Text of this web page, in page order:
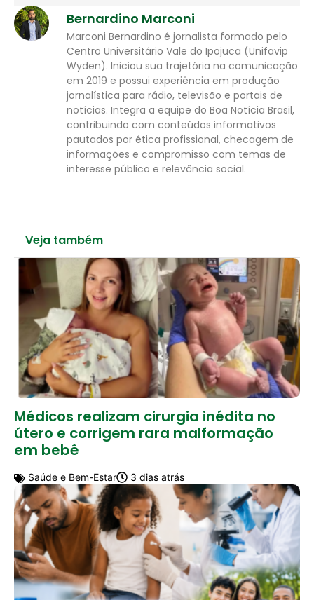
Bernardino Marconi
Marconi Bernardino é jornalista formado pelo
Centro Universitário Vale do Ipojuca (Unifavip
Wyden). Iniciou sua trajetória na comunicação
em 2019 e possui experiência em produção
jornalística para rádio, televisão e portais de
notícias. Integra a equipe do Boa Notícia Brasil,
contribuindo com conteúdos informativos
pautados por ética profissional, checagem de
informações e compromisso com temas de
interesse público e relevância social.
Veja também
Médicos realizam cirurgia inédita no
útero e corrigem rara malformação
em bebê
Saúde e Bem-Estar 3 dias atrás